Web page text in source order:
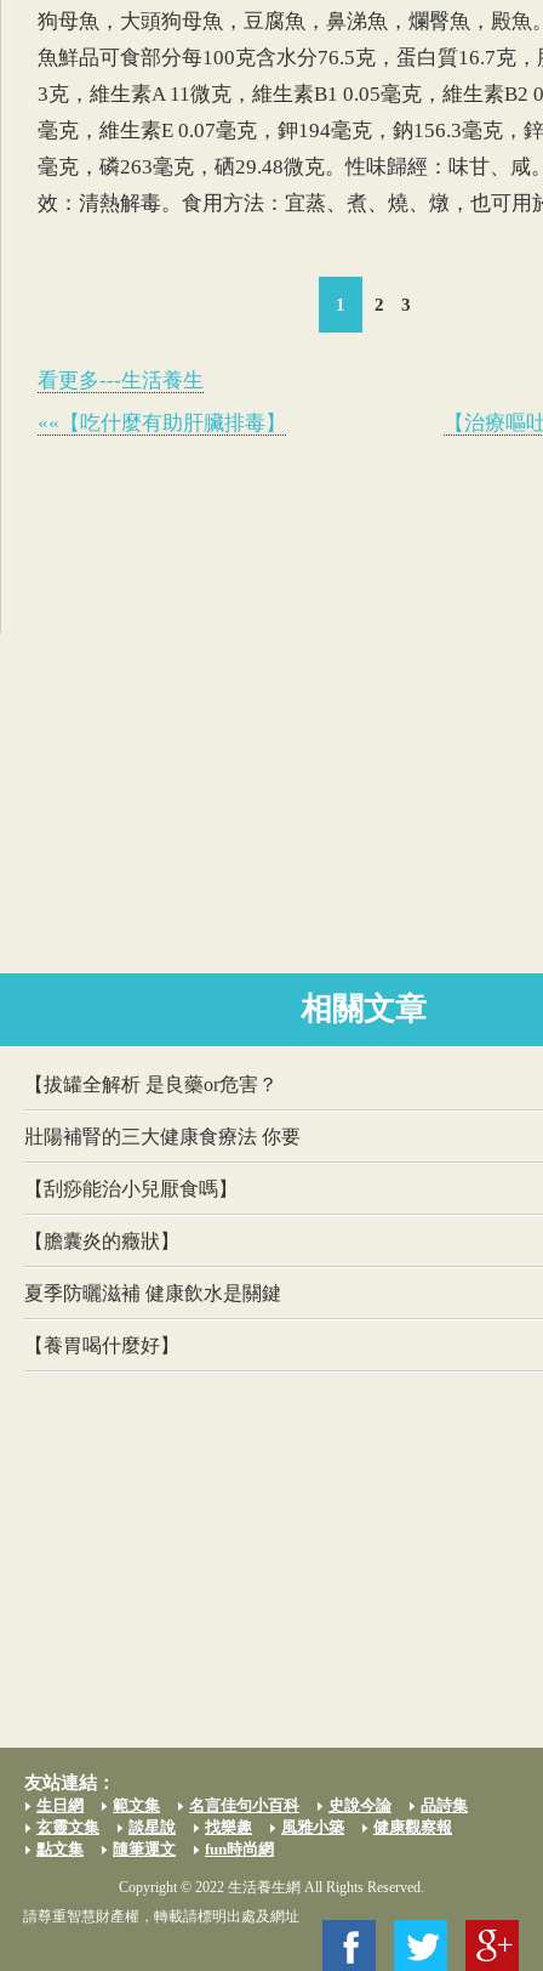
狗母魚，大頭狗母魚，豆腐魚，鼻涕魚，爛臀魚，殿魚
魚鮮品可食部分每100克含水分76.5克，蛋白質16.7克
3克，維生素A 11微克，維生素B1 0.05毫克，維生素B2
毫克，維生素E 0.07毫克，鉀194毫克，鈉156.3毫克，
毫克，磷263毫克，硒29.48微克。性味歸經：味甘、咸
效：清熱解毒。食用方法：宜蒸、煮、燒、燉，也可用
1 2 3
看更多---生活養生
««【吃什麼有助肝臟排毒】
【治療嘔
相關文章
【拔罐全解析 是良藥or危害？
壯陽補腎的三大健康食療法 你要
【刮痧能治小兒厭食嗎】
【膽囊炎的癥狀】
夏季防曬滋補 健康飲水是關鍵
【養胃喝什麼好】
友站連結：
生日網 範文集 名言佳句小百科 史說今論
品詩集
玄靈文集
談星說 找樂趣 風雅小築
健康觀察報
點文集
隨筆運文 fun時尚網
Copyright © 2022 生活養生網 All Rights Reserved.
請尊重智慧財產權，轉載請標明出處及網址